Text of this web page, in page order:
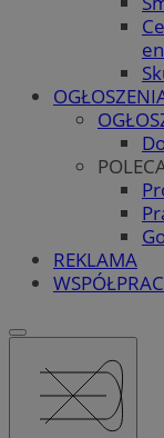
REKLAMA